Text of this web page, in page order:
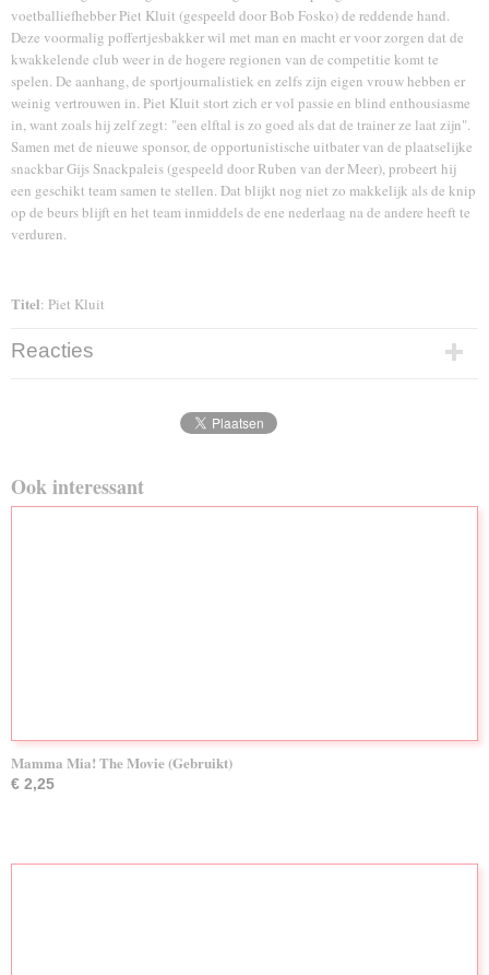
voetballiefhebber Piet Kluit (gespeeld door Bob Fosko) de reddende hand.
Deze voormalig poffertjesbakker wil met man en macht er voor zorgen dat de
kwakkelende club weer in de hogere regionen van de competitie komt te
spelen. De aanhang, de sportjournalistiek en zelfs zijn eigen vrouw hebben er
weinig vertrouwen in. Piet Kluit stort zich er vol passie en blind enthousiasme
in, want zoals hij zelf zegt: "een elftal is zo goed als dat de trainer ze laat zijn".
Samen met de nieuwe sponsor, de opportunistische uitbater van de plaatselijke
snackbar Gijs Snackpaleis (gespeeld door Ruben van der Meer), probeert hij
een geschikt team samen te stellen. Dat blijkt nog niet zo makkelijk als de knip
op de beurs blijft en het team inmiddels de ene nederlaag na de andere heeft te
verduren.
Titel: Piet Kluit
Reacties
Ook interessant
Mamma Mia! The Movie (Gebruikt)
€ 2,25